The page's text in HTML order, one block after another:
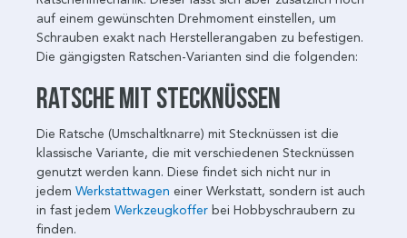
auf einem gewünschten Drehmoment einstellen, um
Schrauben exakt nach Herstellerangaben zu befestigen.
Die gängigsten Ratschen-Varianten sind die folgenden:
Ratsche mit Stecknüssen
Die Ratsche (Umschaltknarre) mit Stecknüssen ist die
klassische Variante, die mit verschiedenen Stecknüssen
genutzt werden kann. Diese findet sich nicht nur in
jedem Werkstattwagen einer Werkstatt, sondern ist auch
in fast jedem Werkzeugkoffer bei Hobbyschraubern zu
finden.